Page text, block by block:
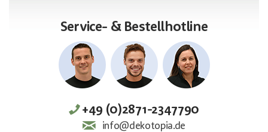
Service- & Bestellhotline
+49 (0)2871-2347790
info@dekotopia.de